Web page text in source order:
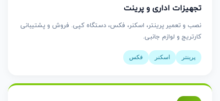
تجهیزات اداری و پرینت
نصب و تعمیر پرینتر، اسکنر، فکس، دستگاه کپی. فروش و پشتیبانی
کارتریج و لوازم جانبی.
پرینتر اسکنر فکس